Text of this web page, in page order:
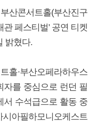
산콘서트홀(부산진구
페스티벌’ 공연 티켓
밝혔다.
홀·부산오페라하우스
자를 중심으로 런던 필
서 수석급으로 활동 중
아필하모니오케스트